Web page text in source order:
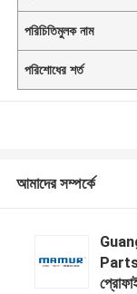
পরিচিতিমুলক নাম
পরিশোধের শর্ত
আমাদের সম্পর্কে